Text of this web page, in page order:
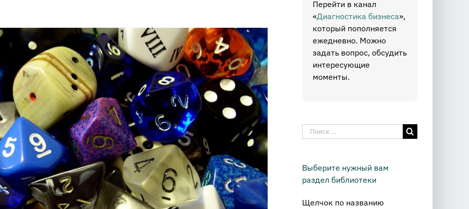
Перейти в канал
«Диагностика бизнеса»,
который пополняется
ежедневно. Можно
задать вопрос, обсудить
интересующие
моменты.
Результат
поиска:
Выберите нужный вам
раздел библиотеки
Щелчок по названию